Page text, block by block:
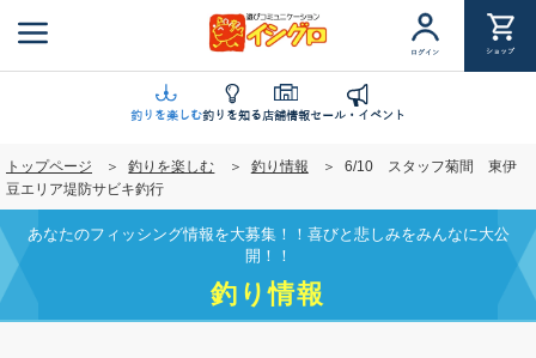
ン
ツ
移
動
ログイン ショップ
釣りを楽しむ釣りを知る店舗情報セール・イベント
トップページ 釣りを楽しむ 釣り情報
6/10 スタッフ菊間 東伊
豆エリア堤防サビキ釣行
あなたのフィッシング情報を大募集！！喜びと悲しみをみんなに大公
開！！
釣り情報